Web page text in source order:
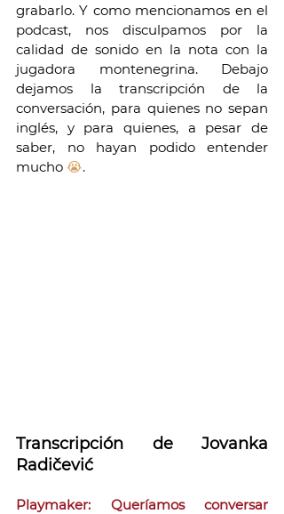
grabarlo. Y como mencionamos en el
podcast, nos disculpamos por la
calidad de sonido en la nota con la
jugadora montenegrina. Debajo
dejamos la transcripción de la
conversación, para quienes no sepan
inglés, y para quienes, a pesar de
saber, no hayan podido entender
mucho 😭.
Transcripción de Jovanka
Radičević
Playmaker: Queríamos conversar